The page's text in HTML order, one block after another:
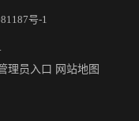
号-1
理员入口 网站地图